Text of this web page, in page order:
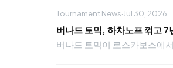
Tournament News·Jul 30, 2026
버나드 토믹, 하차노프 꺾고
버나드 토믹이 로스카보스에